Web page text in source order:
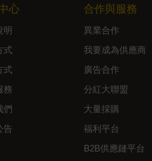
心
明
式
式
務
們
告
合作與服務
異業合作
我要成為供應商
廣告合作
分紅大聯盟
大量採購
福利平台
B2B供應鏈平台